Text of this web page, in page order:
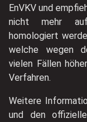
EnVKV und
nicht mehr auf
homologiert
welche wegen
vielen Fällen
Verfahren.
Weitere
und den